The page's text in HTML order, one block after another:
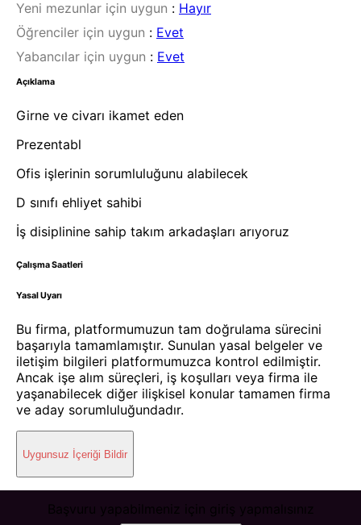
Yeni mezunlar için uygun : Hayır
Öğrenciler için uygun : Evet
Yabancılar için uygun : Evet
Açıklama
Girne ve civarı ikamet eden
Prezentabl
Ofis işlerinin sorumluluğunu alabilecek
D sınıfı ehliyet sahibi
İş disiplinine sahip takım arkadaşları arıyoruz
Çalışma Saatleri
Yasal Uyarı
Bu firma, platformumuzun tam doğrulama sürecini
başarıyla tamamlamıştır. Sunulan yasal belgeler ve
iletişim bilgileri platformumuzca kontrol edilmiştir.
Ancak işe alım süreçleri, iş koşulları veya firma ile
yaşanabilecek diğer ilişkisel konular tamamen firma
ve aday sorumluluğundadır.
Uygunsuz İçeriği Bildir